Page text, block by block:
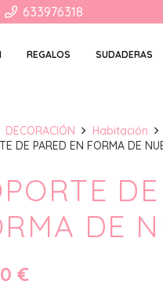
633976318
REGALOS SUDADERAS
DECORACIÓN
Habitación
DE PARED EN FORMA DE
DE
€